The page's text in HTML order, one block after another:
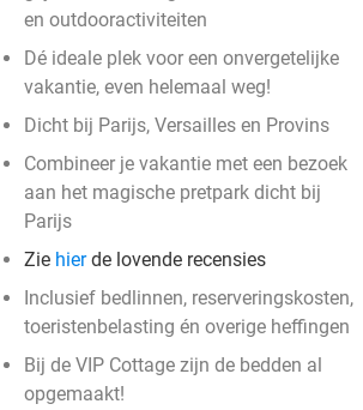
en outdooractiviteiten
Dé ideale plek voor een onvergetelijke
vakantie, even helemaal weg!
Dicht bij Parijs, Versailles en Provins
Combineer je vakantie met een bezoek
aan het magische pretpark dicht bij
Parijs
Zie hierde lovende recensies
Inclusief bedlinnen, reserveringskosten,
toeristenbelasting én overige heffingen
Bij de VIP Cottage zijn de bedden al
opgemaakt!